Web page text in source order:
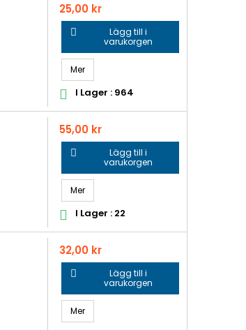
Pris
25,00 kr

Lägg till i
varukorgen
Mer
 I Lager : 964
Pris
55,00 kr

Lägg till i
varukorgen
Mer
 I Lager : 22
Pris
32,00 kr

Lägg till i
varukorgen
Mer